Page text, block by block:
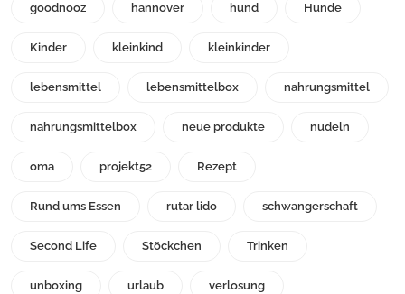
goodnooz hannover hund Hunde
Kinder kleinkind kleinkinder
lebensmittel lebensmittelbox nahrungsmittel
nahrungsmittelbox neue produkte nudeln
oma projekt52 Rezept
Rund ums Essen rutar lido schwangerschaft
Second Life Stöckchen Trinken
unboxing urlaub verlosung